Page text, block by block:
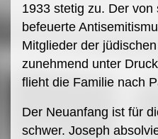
1933 stetig zu. Der von
befeuerte
Mitglieder der
zunehmend unter
flieht die Familie nach
Der Neuanfang ist für
schwer. Joseph